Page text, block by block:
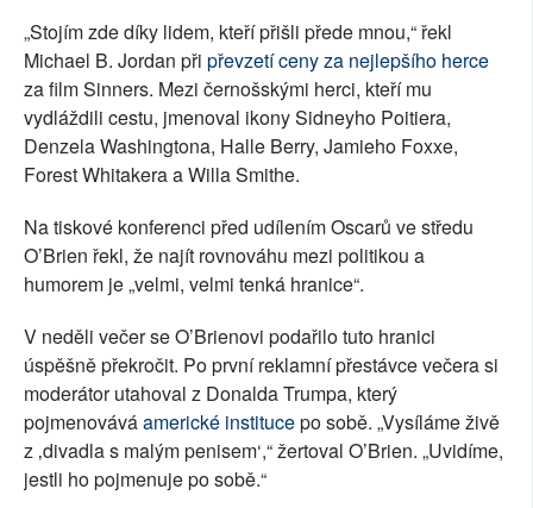
„Stojím zde díky lidem, kteří přišli přede mnou,“ řekl
Michael B. Jordan při převzetí ceny za nejlepšího herce
za film Sinners. Mezi černošskými herci, kteří mu
vydláždili cestu, jmenoval ikony Sidneyho Poitiera,
Denzela Washingtona, Halle Berry, Jamieho Foxxe,
Forest Whitakera a Willa Smithe.
Na tiskové konferenci před udílením Oscarů ve středu
O’Brien řekl, že najít rovnováhu mezi politikou a
humorem je „velmi, velmi tenká hranice“.
V neděli večer se O’Brienovi podařilo tuto hranici
úspěšně překročit. Po první reklamní přestávce večera si
moderátor utahoval z Donalda Trumpa, který
pojmenováváamerické institucepo sobě. „Vysíláme živě
z ‚divadla s malým penisem‘,“ žertoval O’Brien. „Uvidíme,
jestli ho pojmenuje po sobě.“